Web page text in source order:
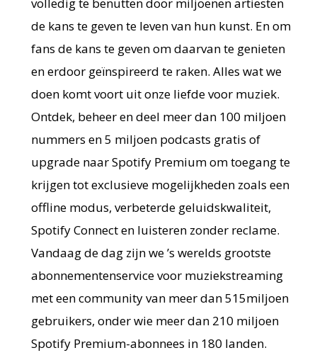
de kans te geven te leven van hun kunst. En om
fans de kans te geven om daarvan te genieten
en erdoor geïnspireerd te raken. Alles wat we
doen komt voort uit onze liefde voor muziek.
Ontdek, beheer en deel meer dan 100 miljoen
nummers en 5 miljoen podcasts gratis of
upgrade naar Spotify Premium om toegang te
krijgen tot exclusieve mogelijkheden zoals een
offline modus, verbeterde geluidskwaliteit,
Spotify Connect en luisteren zonder reclame.
Vandaag de dag zijn we ’s werelds grootste
abonnementenservice voor muziekstreaming
met een community van meer dan 515miljoen
gebruikers, onder wie meer dan 210 miljoen
Spotify Premium-abonnees in 180 landen.